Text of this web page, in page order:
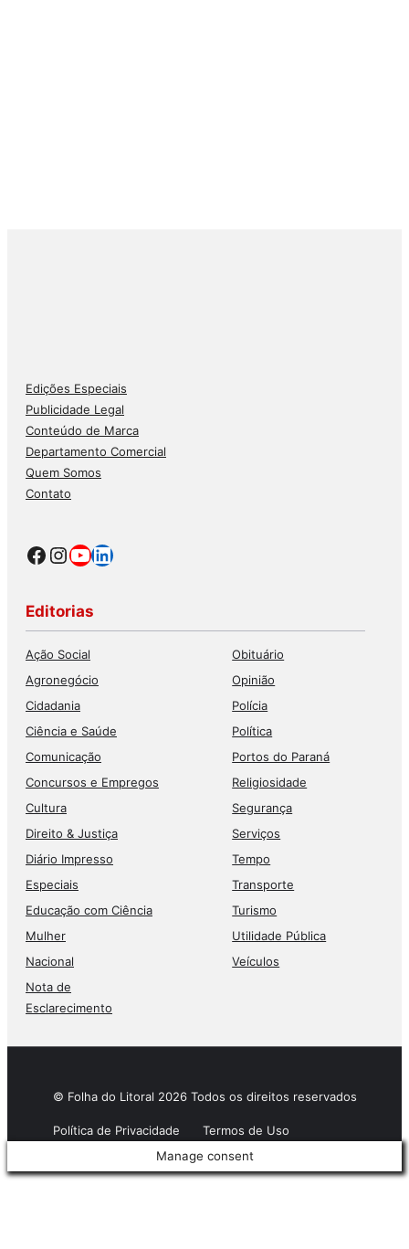
Edições Especiais
Publicidade Legal
Conteúdo de Marca
Departamento Comercial
Quem Somos
Contato
Facebook
Instagram
Youtube
LinkedIn
Editorias
Ação Social
Agronegócio
Cidadania
Ciência e Saúde
Comunicação
Concursos e Empregos
Cultura
Direito & Justiça
Diário Impresso
Especiais
Educação com Ciência
Mulher
Nacional
Nota de
Esclarecimento
Obituário
Opinião
Polícia
Política
Portos do Paraná
Religiosidade
Segurança
Serviços
Tempo
Transporte
Turismo
Utilidade Pública
Veículos
© Folha do Litoral 2026 Todos os direitos reservados
Política de Privacidade
Termos de Uso
Manage consent